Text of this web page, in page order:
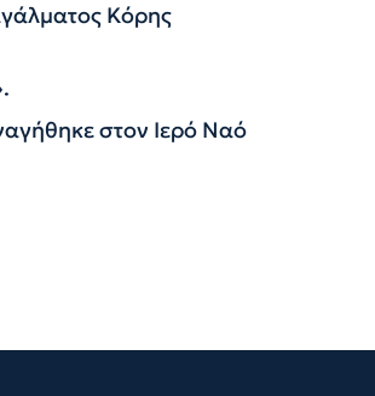
Κόρης
στον Ιερό Ναό